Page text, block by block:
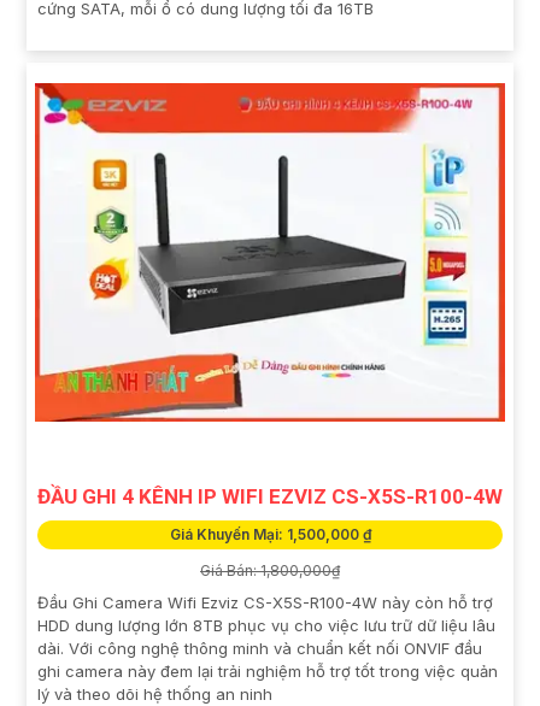
cứng SATA, mỗi ổ có dung lượng tối đa 16TB
ĐẦU GHI 4 KÊNH IP WIFI EZVIZ CS-X5S-R100-4W
Giá Khuyến Mại: 1,500,000 ₫
Giá Bán: 1,800,000₫
Đầu Ghi Camera Wifi Ezviz CS-X5S-R100-4W này còn hỗ trợ
HDD dung lượng lớn 8TB phục vụ cho việc lưu trữ dữ liệu lâu
dài. Với công nghệ thông minh và chuẩn kết nối ONVIF đầu
ghi camera này đem lại trải nghiệm hỗ trợ tốt trong việc quản
lý và theo dõi hệ thống an ninh